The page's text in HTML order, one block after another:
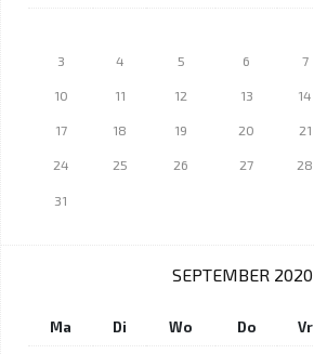
3 4 5 6 7
10 11 12 13 14
17 18 19 20 21
24 25 26 27 28
31
SEPTEMBER 2020
Ma Di Wo Do Vr